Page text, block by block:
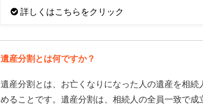
詳しくはこちらをクリック
遺産分割とは何ですか？
遺産分割とは、お亡くなりになった人の遺産を相
めることです。遺産分割は、相続人の全員一致で成